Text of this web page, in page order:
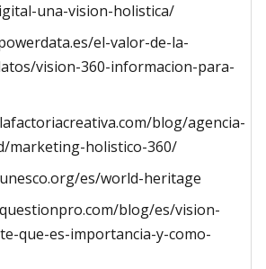
una-vision-holistica/
el-valor-de-la-
vision-360-informacion-para-
blog/agencia-
marketing-holistico-360/
es/world-heritage
blog/es/vision-
que-es-importancia-y-como-